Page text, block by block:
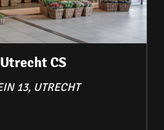
CS
13, UTRECHT